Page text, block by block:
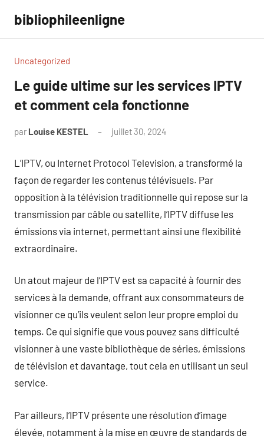
contenu
bibliophileenligne
Uncategorized
Le guide ultime sur les services IPTV
et comment cela fonctionne
par Louise KESTEL juillet 30, 2024
L’IPTV, ou Internet Protocol Television, a transformé la
façon de regarder les contenus télévisuels. Par
opposition à la télévision traditionnelle qui repose sur la
transmission par câble ou satellite, l’IPTV diffuse les
émissions via internet, permettant ainsi une flexibilité
extraordinaire.
Un atout majeur de l’IPTV est sa capacité à fournir des
services à la demande, offrant aux consommateurs de
visionner ce qu’ils veulent selon leur propre emploi du
temps. Ce qui signifie que vous pouvez sans difficulté
visionner à une vaste bibliothèque de séries, émissions
de télévision et davantage, tout cela en utilisant un seul
service.
Par ailleurs, l’IPTV présente une résolution d’image
élevée, notamment à la mise en œuvre de standards de